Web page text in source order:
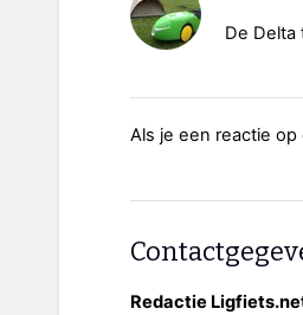
De Delta
Als je een reactie
Redactie